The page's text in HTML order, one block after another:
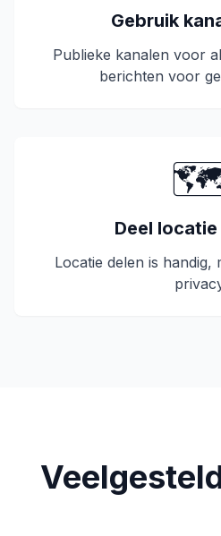
Gebruik
Publieke kanalen voor
berichten voor
Deel
Locatie delen is